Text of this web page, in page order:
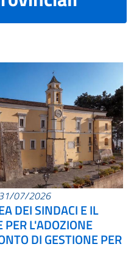
31/07/2026
DEI SINDACI E IL
PER L'ADOZIONE
DI GESTIONE PER